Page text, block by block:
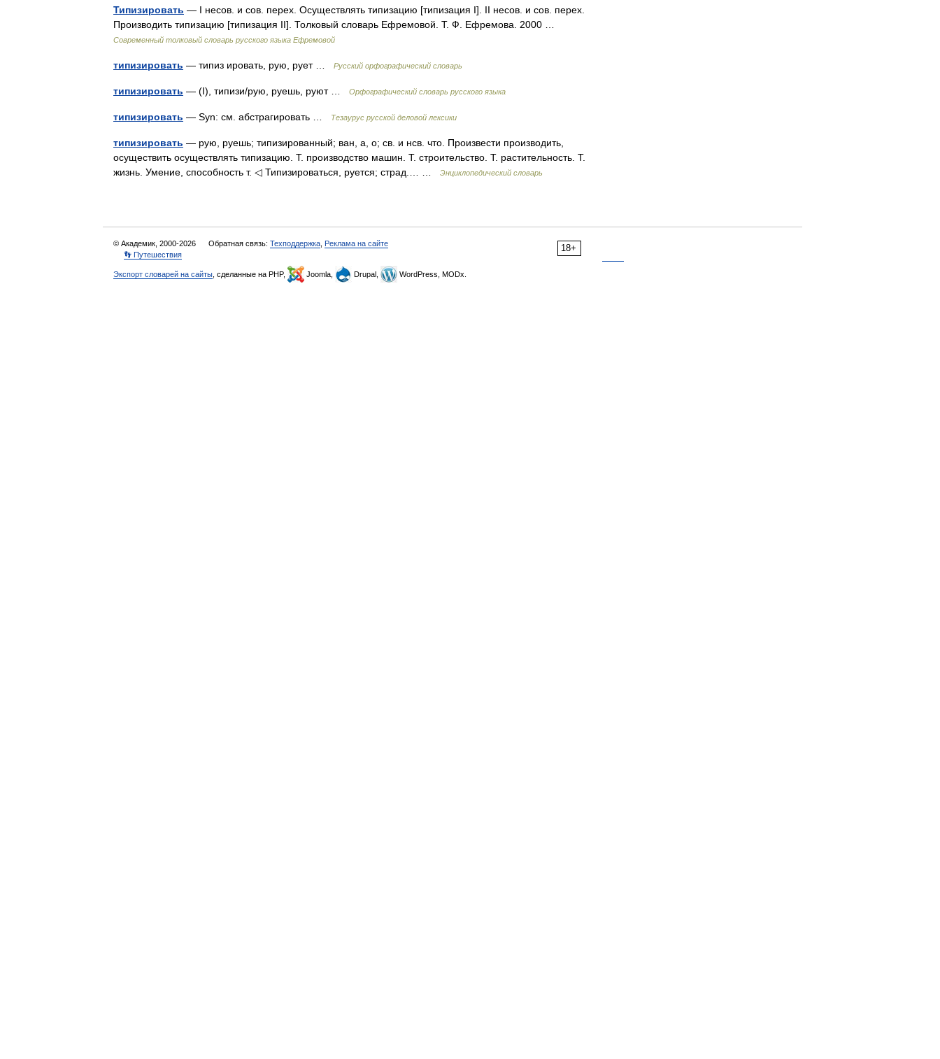
Типизировать — I несов. и сов. перех. Осуществлять типизацию [типизация I]. II несов. и сов. перех.
Производить типизацию [типизация II]. Толковый словарь Ефремовой. Т. Ф. Ефремова. 2000 …
Современный толковый словарь русского языка Ефремовой
типизировать — типиз ировать, рую, рует … Русский орфографический словарь
типизировать — (I), типизи/рую, руешь, руют … Орфографический словарь русского языка
типизировать — Syn: см. абстрагировать … Тезаурус русской деловой лексики
типизировать — рую, руешь; типизированный; ван, а, о; св. и нсв. что. Произвести производить,
осуществить осуществлять типизацию. Т. производство машин. Т. строительство. Т. растительность. Т.
жизнь. Умение, способность т. ◁ Типизироваться, руется; страд.… …
Энциклопедический словарь
18+
© Академик, 2000-2026 Обратная связь: Техподдержка Реклама на сайте
👣 Путешествия
Экспорт словарей на сайты , сделанные на PHP, Joomla, Drupal, WordPress, MODx.